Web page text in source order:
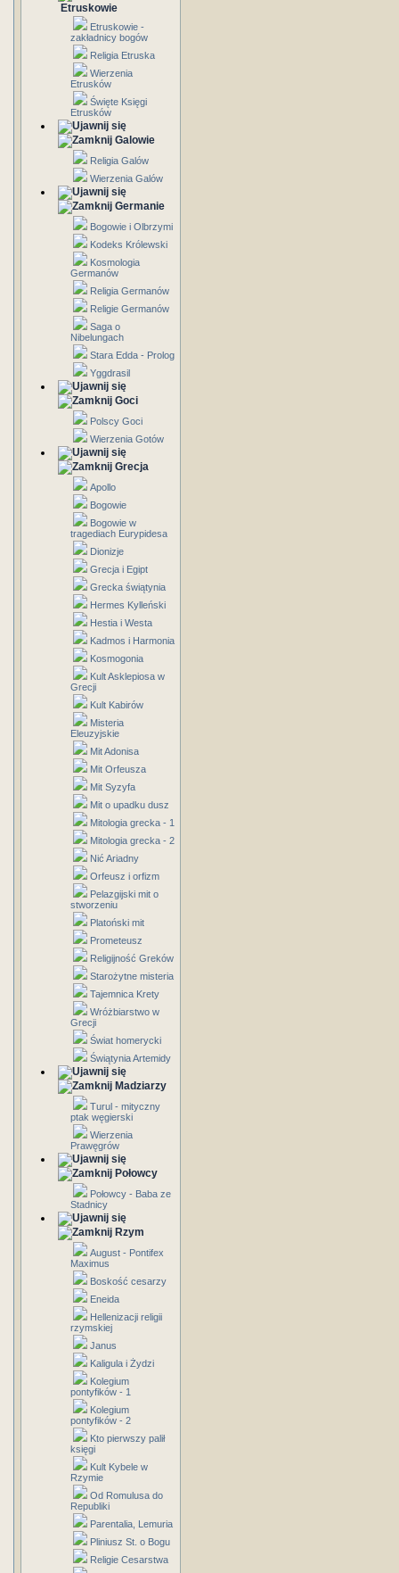
Etruskowie
Etruskowie -
zakładnicy bogów
Religia Etruska
Wierzenia
Etrusków
Święte Księgi
Etrusków
Galowie
Religia Galów
Wierzenia Galów
Germanie
Bogowie i Olbrzymi
Kodeks Królewski
Kosmologia
Germanów
Religia Germanów
Religie Germanów
Saga o
Nibelungach
Stara Edda - Prolog
Yggdrasil
Goci
Polscy Goci
Wierzenia Gotów
Grecja
Apollo
Bogowie
Bogowie w
tragediach Eurypidesa
Dionizje
Grecja i Egipt
Grecka świątynia
Hermes Kylleński
Hestia i Westa
Kadmos i Harmonia
Kosmogonia
Kult Asklepiosa w
Grecji
Kult Kabirów
Misteria
Eleuzyjskie
Mit Adonisa
Mit Orfeusza
Mit Syzyfa
Mit o upadku dusz
Mitologia grecka - 1
Mitologia grecka - 2
Nić Ariadny
Orfeusz i orfizm
Pelazgijski mit o
stworzeniu
Platoński mit
Prometeusz
Religijność Greków
Starożytne misteria
Tajemnica Krety
Wróżbiarstwo w
Grecji
Świat homerycki
Świątynia Artemidy
Madziarzy
Turul - mityczny
ptak węgierski
Wierzenia
Prawęgrów
Połowcy
Połowcy - Baba ze
Stadnicy
Rzym
August - Pontifex
Maximus
Boskość cesarzy
Eneida
Hellenizacji religii
rzymskiej
Janus
Kaligula i Żydzi
Kolegium
pontyfików - 1
Kolegium
pontyfików - 2
Kto pierwszy palił
księgi
Kult Kybele w
Rzymie
Od Romulusa do
Republiki
Parentalia, Lemuria
Pliniusz St. o Bogu
Religie Cesarstwa